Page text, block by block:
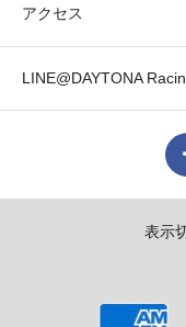
アクセス
LINE@DAYTONA
表示